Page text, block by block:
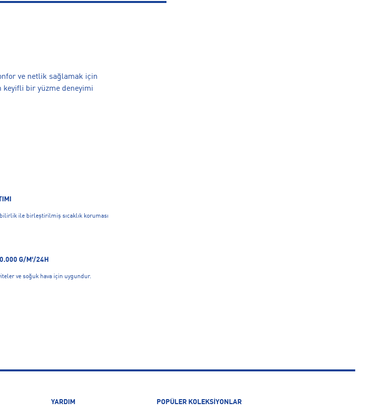
ve netlik sağlamak için
keyifli bir yüzme deneyimi
ile birleştirilmiş sıcaklık koruması
G/M²/24H
ve soğuk hava için uygundur.
YARDIM POPÜLER KOLEKSİYONLAR